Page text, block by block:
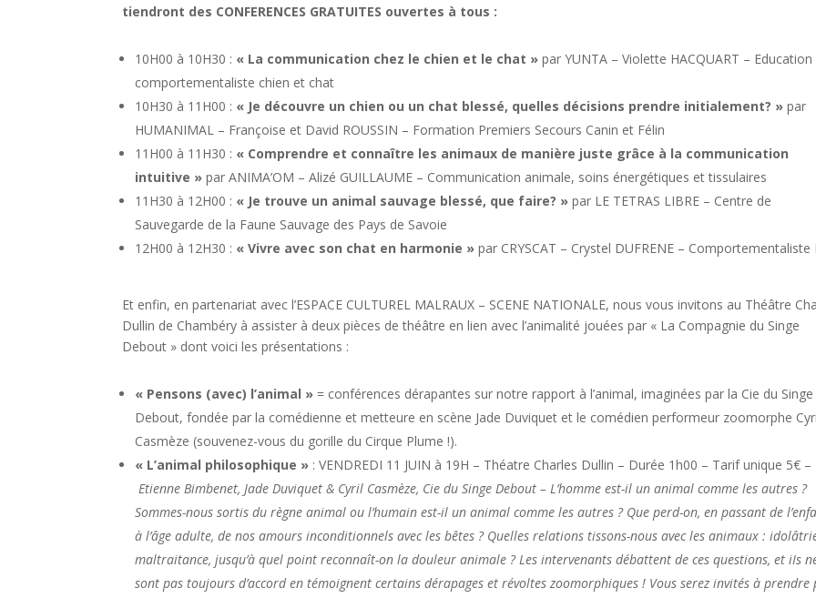
tiendront des CONFERENCES GRATUITES ouvertes à tous :
10H00 à 10H30 : « La communication chez le chien et le chat » par YUNTA – Violette HACQUART –
comportementaliste chien et chat
10H30 à 11H00 : « Je découvre un chien ou un chat blessé, quelles décisions prendre initialement? » par
HUMANIMAL – Françoise et David ROUSSIN – Formation Premiers Secours Canin et Félin
11H00 à 11H30 : « Comprendre et connaître les animaux de manière juste grâce à la communication
intuitive » par ANIMA’OM – Alizé GUILLAUME – Communication animale, soins énergétiques et tissulaires
11H30 à 12H00 : « Je trouve un animal sauvage blessé, que faire? »par LE TETRAS LIBRE – Centre de
Sauvegarde de la Faune Sauvage des Pays de Savoie
12H00 à 12H30 : « Vivre avec son chat en harmonie » par CRYSCAT – Crystel DUFRENE – Comportementaliste
Et enfin, en partenariat avec l’ESPACE CULTUREL MALRAUX – SCENE NATIONALE, nous vous invitons au Théâtre
Dullin de Chambéry à assister à deux pièces de théâtre en lien avec l’animalité jouées par « La Compagnie du Singe
Debout » dont voici les présentations :
« Pensons (avec) l’animal » = conférences dérapantes sur notre rapport à l’animal, imaginées par la Cie du Singe
Debout, fondée par la comédienne et metteure en scène Jade Duviquet et le comédien performeur zoomorphe
Casmèze (souvenez-vous du gorille du Cirque Plume !).
« L’animal philosophique » : VENDREDI 11 JUIN à 19H – Théatre Charles Dullin – Durée 1h00 – Tarif unique 5€ –
Etienne Bimbenet, Jade Duviquet & Cyril Casmèze, Cie du Singe Debout –L’homme est-il un animal comme les autres ?
Sommes-nous sortis du règne animal ou l’humain est-il un animal comme les autres ? Que perd-on, en passant de
à l’âge adulte, de nos amours inconditionnels avec les bêtes ? Quelles relations tissons-nous avec les animaux :
maltraitance, jusqu’à quel point reconnaît-on la douleur animale ? Les intervenants débattent de ces questions, et iIs
sont pas toujours d’accord en témoignent certains dérapages et révoltes zoomorphiques ! Vous serez invités à prendre